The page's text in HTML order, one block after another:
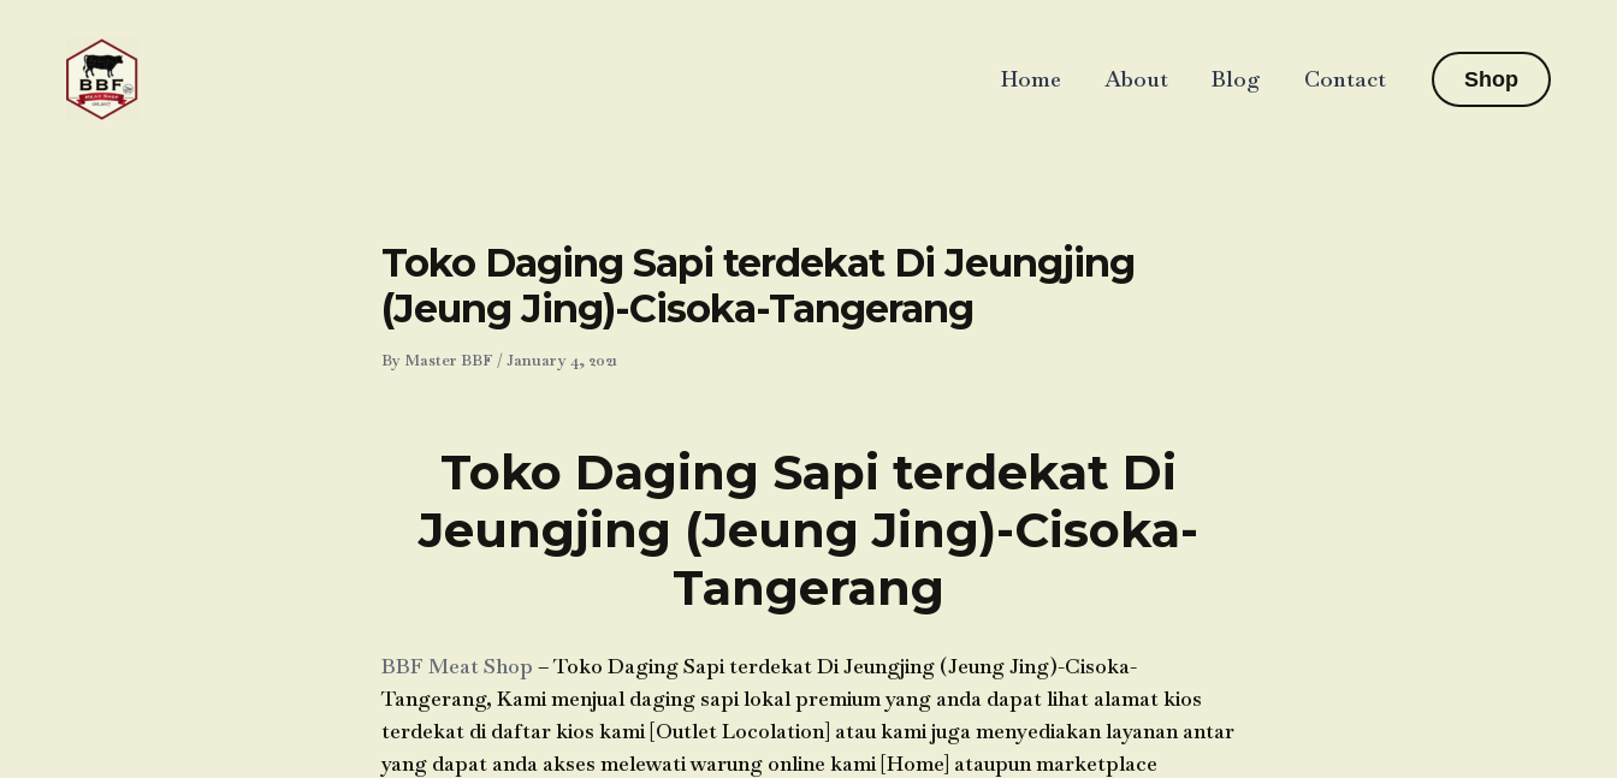
Home About Blog Contact Shop
Toko Daging Sapi terdekat Di Jeungjing
(Jeung Jing)-Cisoka-Tangerang
By Master BBF /January 4, 2021
Toko Daging Sapi terdekat Di
Jeungjing (Jeung Jing)-Cisoka-
Tangerang
BBF Meat Shop – Toko Daging Sapi terdekat Di Jeungjing (Jeung Jing)-Cisoka-
Tangerang, Kami menjual daging sapi lokal premium yang anda dapat lihat alamat kios
terdekat di daftar kios kami [Outlet Locolation] atau kami juga menyediakan layanan antar
yang dapat anda akses melewati warung online kami [Home] ataupun marketplace